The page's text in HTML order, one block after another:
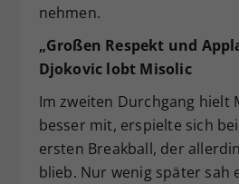
nehmen.
„Großen Respekt und
Djokovic lobt Misolic
Im zweiten Durchgang hielt
besser mit, erspielte sich
ersten Breakball, der
blieb. Nur wenig später sah